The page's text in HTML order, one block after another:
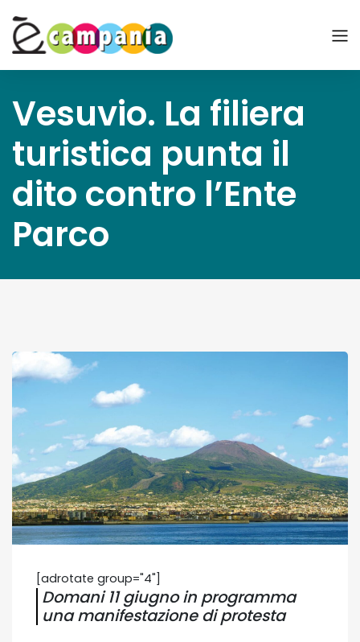
Vesuvio. La filiera
turistica punta il
dito contro l’Ente
Parco
[adrotate group="4"]
Domani 11 giugno in programma
una manifestazione di protesta